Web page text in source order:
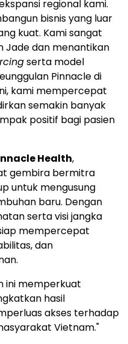
regional kami.
bisnis yang luar
kuat. Kami sangat
Jade dan menantikan
serta model
Pinnacle di
kami mempercepat
semakin banyak
positif bagi pasien
Health,
gembira bermitra
untuk mengusung
baru. Dengan
serta visi jangka
mempercepat
dan
ini memperkuat
hasil
akses terhadap
Vietnam."